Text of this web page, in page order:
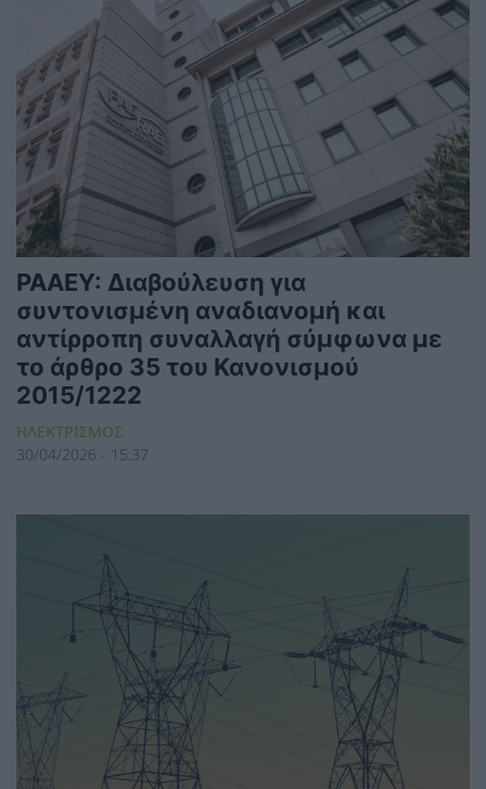
ΡΑΑΕΥ: Διαβούλευση για
συντονισμένη αναδιανομή και
αντίρροπη συναλλαγή σύμφωνα με
το άρθρο 35 του Κανονισμού
2015/1222
ΗΛΕΚΤΡΙΣΜΟΣ
30/04/2026 - 15:37